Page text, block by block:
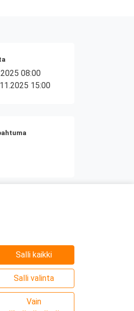
08:00
15:00
Salli kaikki
Salli valinta
Vain